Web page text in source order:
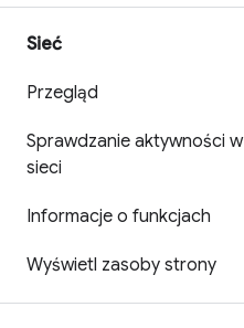
Sieć
Przegląd
Sprawdzanie aktywności w
sieci
Informacje o funkcjach
Wyświetl zasoby strony